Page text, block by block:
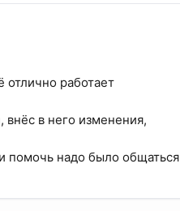
работает
внёс в него изменения,
помочь надо было общаться